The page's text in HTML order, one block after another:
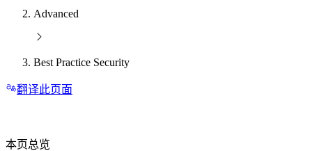
Advanced
Best Practice Security
翻译此页面
本页总览